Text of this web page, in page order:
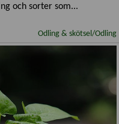
och sorter som...
Odling & skötsel/Odling